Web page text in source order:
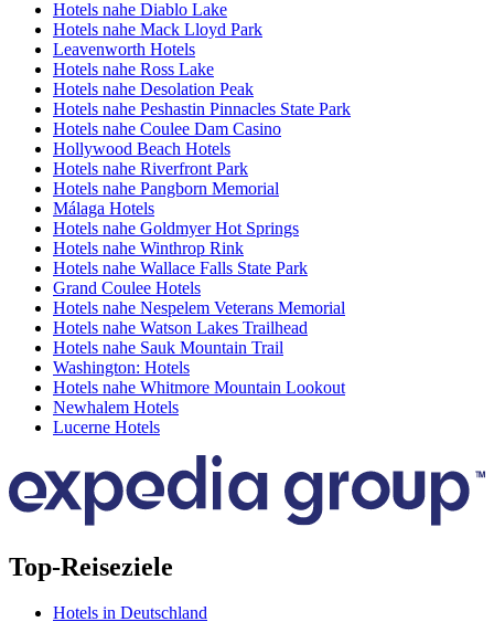
Hotels nahe Diablo Lake
Hotels nahe Mack Lloyd Park
Leavenworth Hotels
Hotels nahe Ross Lake
Hotels nahe Desolation Peak
Hotels nahe Peshastin Pinnacles State Park
Hotels nahe Coulee Dam Casino
Hollywood Beach Hotels
Hotels nahe Riverfront Park
Hotels nahe Pangborn Memorial
Málaga Hotels
Hotels nahe Goldmyer Hot Springs
Hotels nahe Winthrop Rink
Hotels nahe Wallace Falls State Park
Grand Coulee Hotels
Hotels nahe Nespelem Veterans Memorial
Hotels nahe Watson Lakes Trailhead
Hotels nahe Sauk Mountain Trail
Washington: Hotels
Hotels nahe Whitmore Mountain Lookout
Newhalem Hotels
Lucerne Hotels
Top-Reiseziele
Hotels in Deutschland